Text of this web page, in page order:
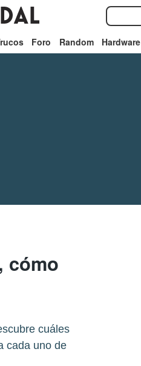
Foro Random Hardware
cómo
cuáles
cada uno de